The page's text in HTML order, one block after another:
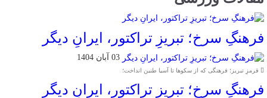
فرهنگِ سرخ؛ تبریزِ تراکتور، ایرانِ دیگر
03 آبان 1404
قرمزِ تبریز؛ فرهنگی که از سکوها تا آسیا طنین انداخت؛
فرهنگِ سرخ؛ تبریزِ تراکتور، ایرانِ دیگر